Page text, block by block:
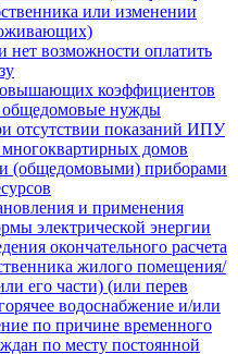
или изменении
нет возможности оплатить
коэффициентов
общедомовые нужды
отсутствии показаний ИПУ
домов
(общедомовыми) приборами
и применения
электрической энергии
окончательного расчета
жилого помещения/
его части) (или перев
водоснабжение и/или
по причине временного
по месту постоянной